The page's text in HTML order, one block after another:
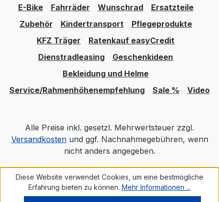
E-Bike Fahrräder Wunschrad
Ersatzteile
Zubehör
Kindertransport
Pflegeprodukte
KFZ Träger
Ratenkauf easyCredit
Dienstradleasing
Geschenkideen
Bekleidung und Helme
Service/Rahmenhöhenempfehlung
Sale % Video
Alle Preise inkl. gesetzl. Mehrwertsteuer zzgl.
Versandkostenund ggf. Nachnahmegebühren, wenn
nicht anders angegeben.
Realisiert mit Shopware
Diese Website verwendet Cookies, um eine bestmögliche
Erfahrung bieten zu können. Mehr Informationen ...